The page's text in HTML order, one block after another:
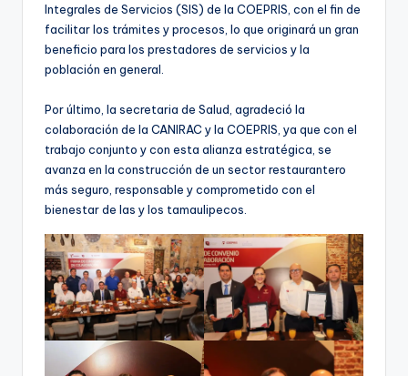
Integrales de Servicios (SIS) de la COEPRIS, con el fin de
facilitar los trámites y procesos, lo que originará un gran
beneficio para los prestadores de servicios y la
población en general.
Por último, la secretaria de Salud, agradeció la
colaboración de la CANIRAC y la COEPRIS, ya que con el
trabajo conjunto y con esta alianza estratégica, se
avanza en la construcción de un sector restaurantero
más seguro, responsable y comprometido con el
bienestar de las y los tamaulipecos.